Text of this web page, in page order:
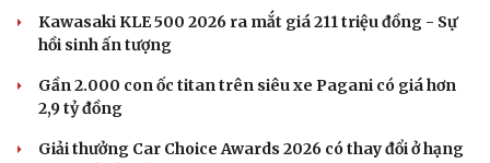
Cửa sổ tình yêu
Kể chuyện cho bé
diễn đặc biệt ở Nha Trang
của NTK Thảo Nguyễn